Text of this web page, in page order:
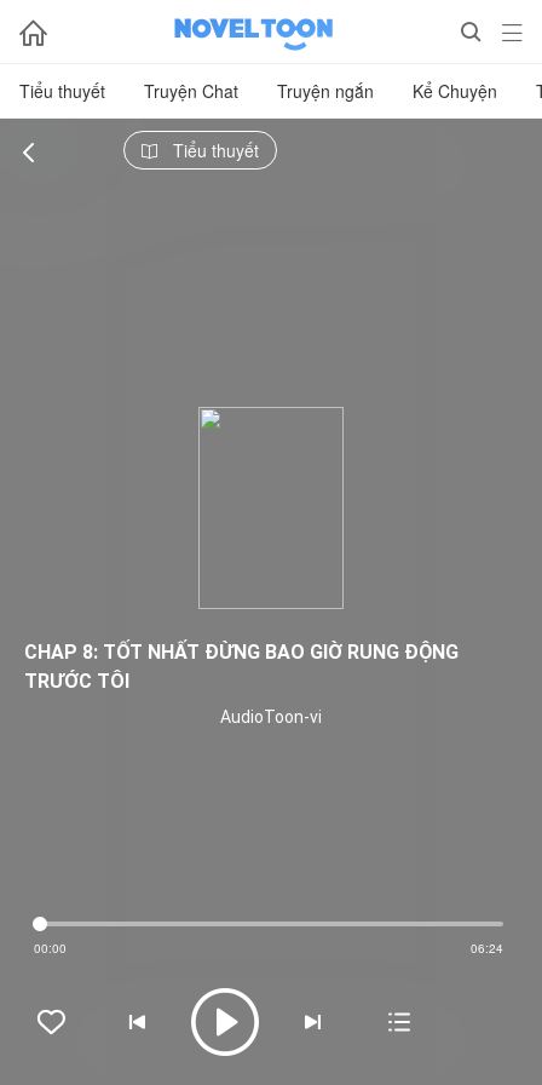
  
Tiểu thuyết Truyện Chat Truyện ngắn Kể Chuyện
  Tiểu thuyết
CHAP 8: TỐT NHẤT ĐỪNG BAO GIỜ RUNG ĐỘNG
TRƯỚC TÔI
AudioToon-vi
00:00 06:24
    